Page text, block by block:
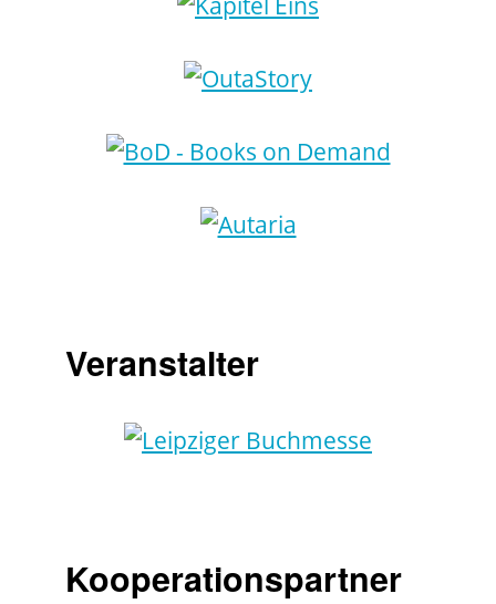
Veranstalter
Kooperationspartner